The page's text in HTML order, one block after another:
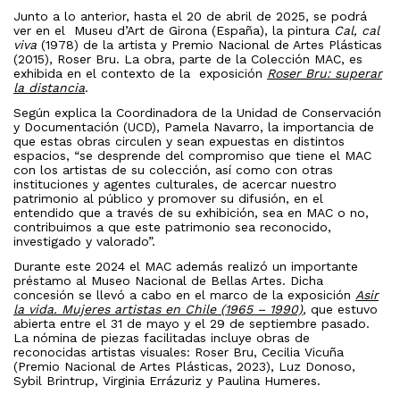
Junto a lo anterior, hasta el 20 de abril de 2025, se podrá
ver en el Museu d’Art de Girona (España), la pintura Cal, cal
viva (1978) de la artista y Premio Nacional de Artes Plásticas
(2015), Roser Bru. La obra, parte de la Colección MAC, es
exhibida en el contexto de la exposición Roser Bru: superar
la distancia.
Según explica la Coordinadora de la Unidad de Conservación
y Documentación (UCD), Pamela Navarro, la importancia de
que estas obras circulen y sean expuestas en distintos
espacios, “se desprende del compromiso que tiene el MAC
con los artistas de su colección, así como con otras
instituciones y agentes culturales, de acercar nuestro
patrimonio al público y promover su difusión, en el
entendido que a través de su exhibición, sea en MAC o no,
contribuimos a que este patrimonio sea reconocido,
investigado y valorado”.
Durante este 2024 el MAC además realizó un importante
préstamo al Museo Nacional de Bellas Artes. Dicha
concesión se llevó a cabo en el marco de la exposición Asir
la vida. Mujeres artistas en Chile (1965 – 1990), que estuvo
abierta entre el 31 de mayo y el 29 de septiembre pasado.
La nómina de piezas facilitadas incluye obras de
reconocidas artistas visuales: Roser Bru, Cecilia Vicuña
(Premio Nacional de Artes Plásticas, 2023), Luz Donoso,
Sybil Brintrup, Virginia Errázuriz y Paulina Humeres.